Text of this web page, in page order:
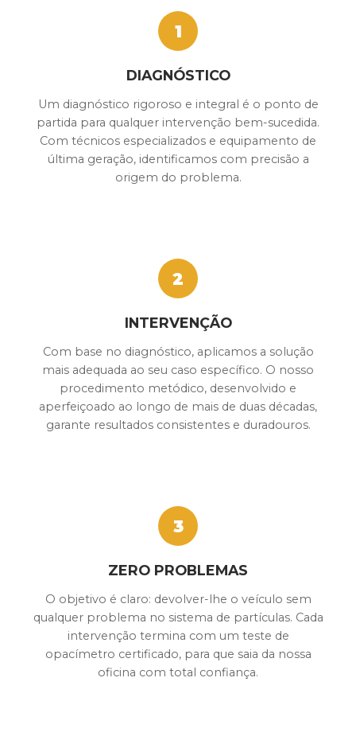
1
DIAGNÓSTICO
Um diagnóstico rigoroso e integral é o ponto de
partida para qualquer intervenção bem-sucedida.
Com técnicos especializados e equipamento de
última geração, identificamos com precisão a
origem do problema.
2
INTERVENÇÃO
Com base no diagnóstico, aplicamos a solução
mais adequada ao seu caso específico. O nosso
procedimento metódico, desenvolvido e
aperfeiçoado ao longo de mais de duas décadas,
garante resultados consistentes e duradouros.
3
ZERO PROBLEMAS
O objetivo é claro: devolver-lhe o veículo sem
qualquer problema no sistema de partículas. Cada
intervenção termina com um teste de
opacímetro certificado, para que saia da nossa
oficina com total confiança.